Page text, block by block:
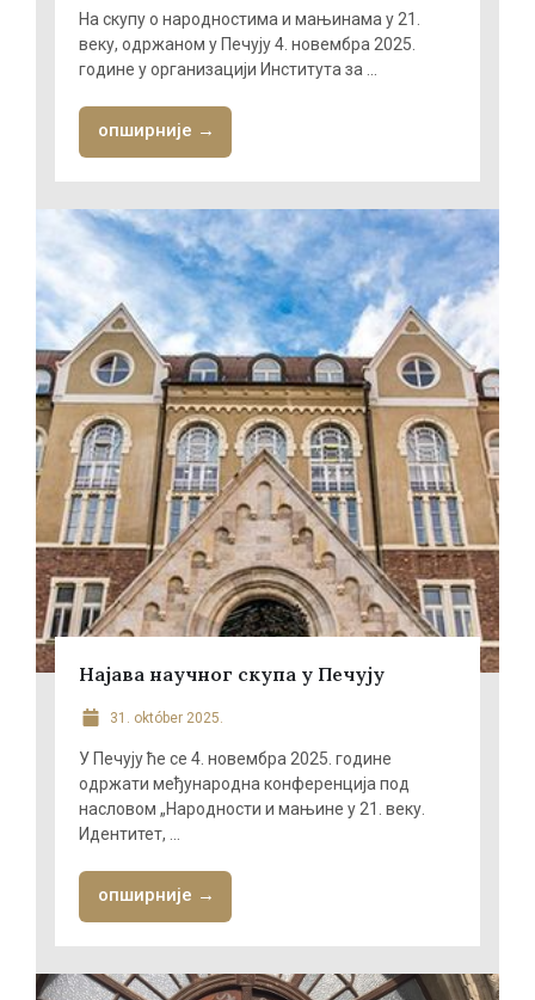
На скупу о народностима и мањинама у 21.
веку, одржаном у Печују 4. новембра 2025.
године у организацији Института за ...
опширније →
Најава научног скупа у Печују
31. október 2025.
У Печују ће се 4. новембра 2025. године
одржати међународна конференција под
насловом „Народности и мањине у 21. веку.
Идентитет, ...
опширније →